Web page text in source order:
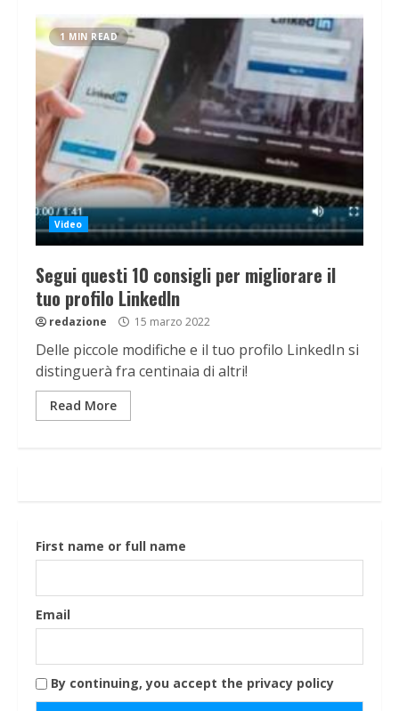
1 MIN READ
Video
Segui questi 10 consigli per migliorare il
tuo profilo LinkedIn
redazione 15 marzo 2022
Delle piccole modifiche e il tuo profilo LinkedIn si
distinguerà fra centinaia di altri!
Read More
First name or full name
Email
By continuing, you accept the privacy policy